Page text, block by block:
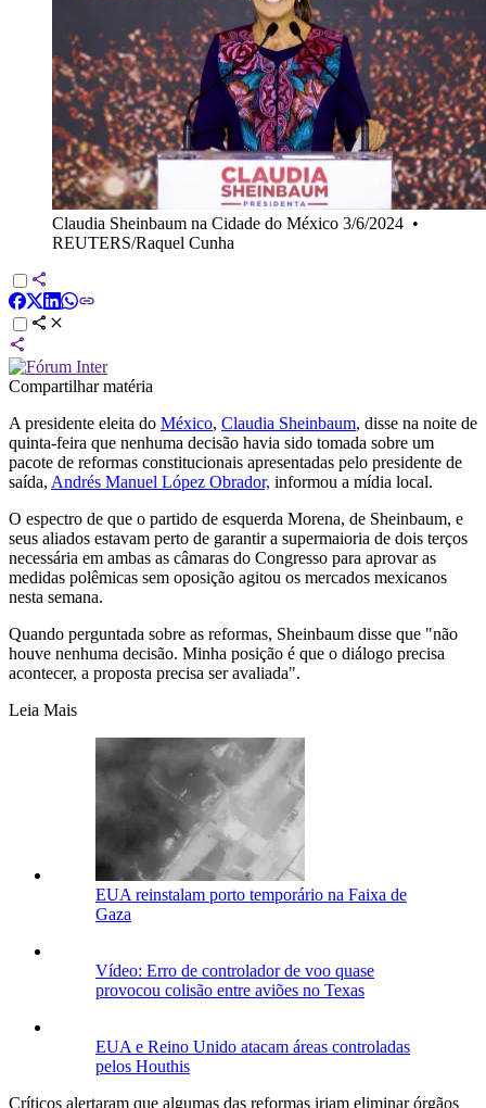
Claudia Sheinbaum na Cidade do México 3/6/2024 •
REUTERS/Raquel Cunha
Compartilhar matéria
A presidente eleita do México, Claudia Sheinbaum, disse na noite de
quinta-feira que nenhuma decisão havia sido tomada sobre um
pacote de reformas constitucionais apresentadas pelo presidente de
saída, Andrés Manuel López Obrador, informou a mídia local.
O espectro de que o partido de esquerda Morena, de Sheinbaum, e
seus aliados estavam perto de garantir a supermaioria de dois terços
necessária em ambas as câmaras do Congresso para aprovar as
medidas polêmicas sem oposição agitou os mercados mexicanos
nesta semana.
Quando perguntada sobre as reformas, Sheinbaum disse que "não
houve nenhuma decisão. Minha posição é que o diálogo precisa
acontecer, a proposta precisa ser avaliada".
Leia Mais
EUA reinstalam porto temporário na Faixa de
Gaza
Vídeo: Erro de controlador de voo quase
provocou colisão entre aviões no Texas
EUA e Reino Unido atacam áreas controladas
pelos Houthis
Críticos alertaram que algumas das reformas iriam eliminar órgãos